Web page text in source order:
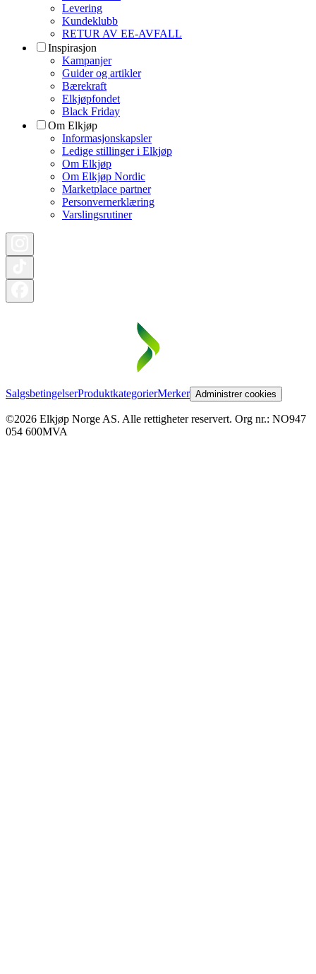
Levering
Kundeklubb
RETUR AV EE-AVFALL
Inspirasjon
Kampanjer
Guider og artikler
Bærekraft
Elkjøpfondet
Black Friday
Om Elkjøp
Informasjonskapsler
Ledige stillinger i Elkjøp
Om Elkjøp
Om Elkjøp Nordic
Marketplace partner
Personvernerklæring
Varslingsrutiner
SalgsbetingelserProduktkategorierMerker Administrer cookies
©2026 Elkjøp Norge AS. Alle rettigheter reservert. Org nr.: NO947
054 600MVA